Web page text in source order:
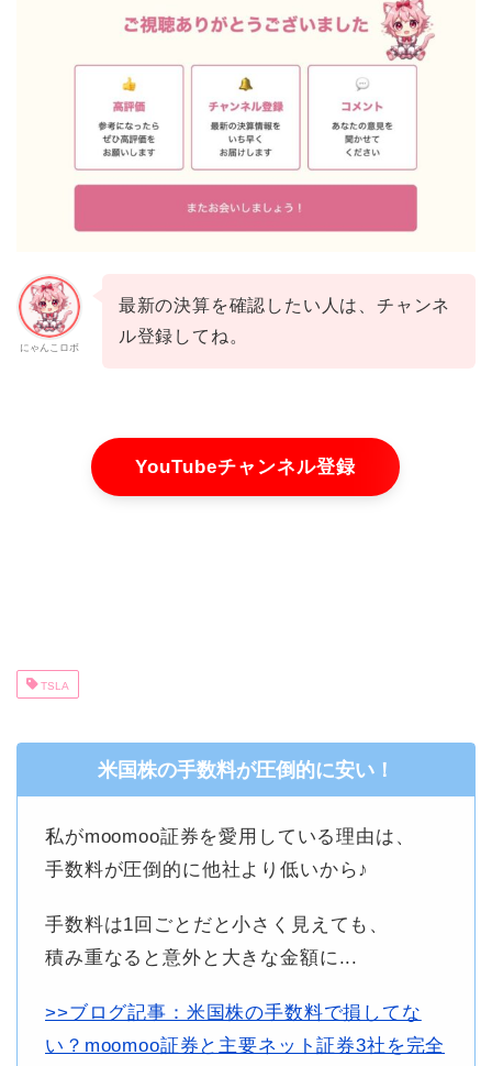
にゃんこロボ
最新の決算を確認したい人は、チャンネ
ル登録してね。
YouTubeチャンネル登録
TSLA
米国株の手数料が圧倒的に安い！
私がmoomoo証券を愛用している理由は、
手数料が圧倒的に他社より低いから♪
手数料は1回ごとだと小さく見えても、
積み重なると意外と大きな金額に...
>>ブログ記事：米国株の手数料で損してな
い？moomoo証券と主要ネット証券3社を完全